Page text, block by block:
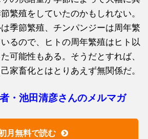
繁殖をしていたのかもしれない。
季節繁殖、チンパンジーは周年繁
るので、ヒトの周年繁殖はヒト以
可能性もある。そうだとすれば、
家畜化とはとりあえず無関係だ。
・池田清彦さんのメルマガ
月無料で読む